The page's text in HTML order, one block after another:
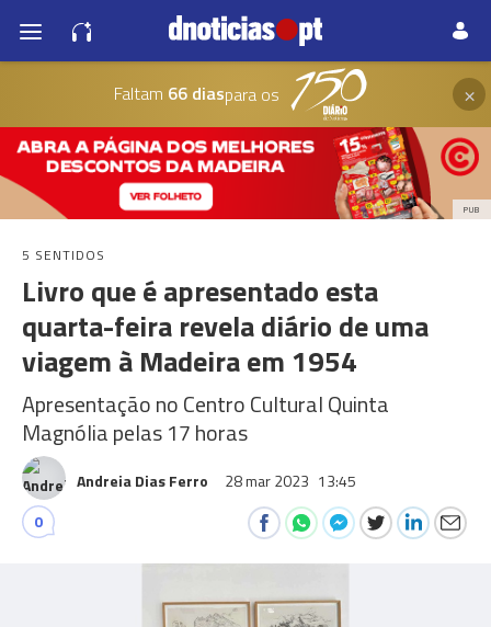
Faltam 66 diaspara os ×
PUB
5 SENTIDOS
Livro que é apresentado esta
quarta-feira revela diário de uma
viagem à Madeira em 1954
Apresentação no Centro Cultural Quinta
Magnólia pelas 17 horas
Andreia Dias Ferro 28 mar 2023 13:45
0